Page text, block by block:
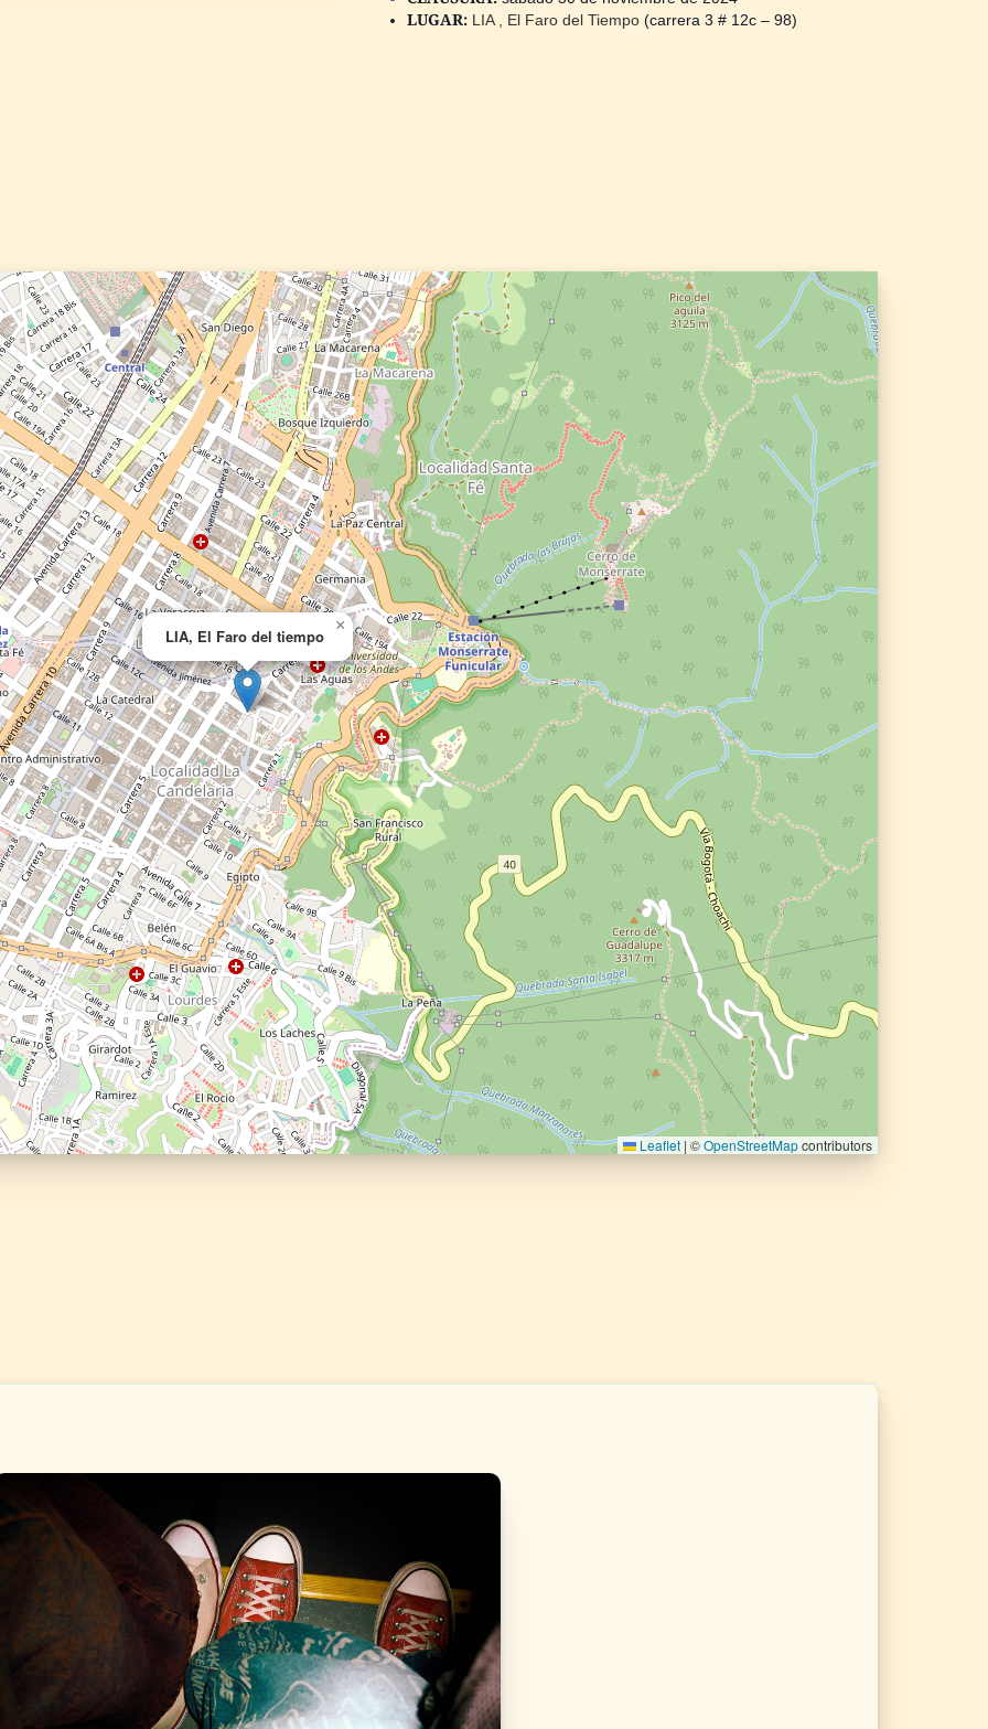
LUGAR: LIA , El Faro del Tiempo (carrera 3 # 12c – 98)
LIA, El Faro del tiempo
×
Leaflet | ©OpenStreetMapcontributors